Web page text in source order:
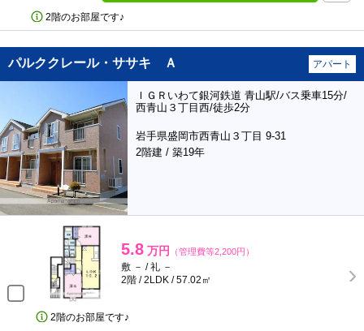
2階のお部屋です♪
パルククレール・ササキ Ａ アパート
ＩＧＲいわて銀河鉄道 青山駅/バス乗車15分/
西青山３丁目西/徒歩2分
岩手県盛岡市西青山３丁目 9-31
2階建 / 築19年
5.8 万円 （管理費等2,200円）
敷 － / 礼 －
2階 / 2LDK / 57.02㎡
2階のお部屋です♪